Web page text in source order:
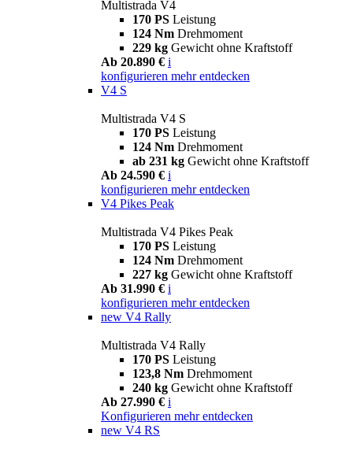
Multistrada V4
170 PS Leistung
124 Nm Drehmoment
229 kg Gewicht ohne Kraftstoff
Ab 20.890 € i
konfigurieren mehr entdecken
V4 S
Multistrada V4 S
170 PS Leistung
124 Nm Drehmoment
ab 231 kg Gewicht ohne Kraftstoff
Ab 24.590 € i
konfigurieren mehr entdecken
V4 Pikes Peak
Multistrada V4 Pikes Peak
170 PS Leistung
124 Nm Drehmoment
227 kg Gewicht ohne Kraftstoff
Ab 31.990 € i
konfigurieren mehr entdecken
new V4 Rally
Multistrada V4 Rally
170 PS Leistung
123,8 Nm Drehmoment
240 kg Gewicht ohne Kraftstoff
Ab 27.990 € i
Konfigurieren mehr entdecken
new V4 RS